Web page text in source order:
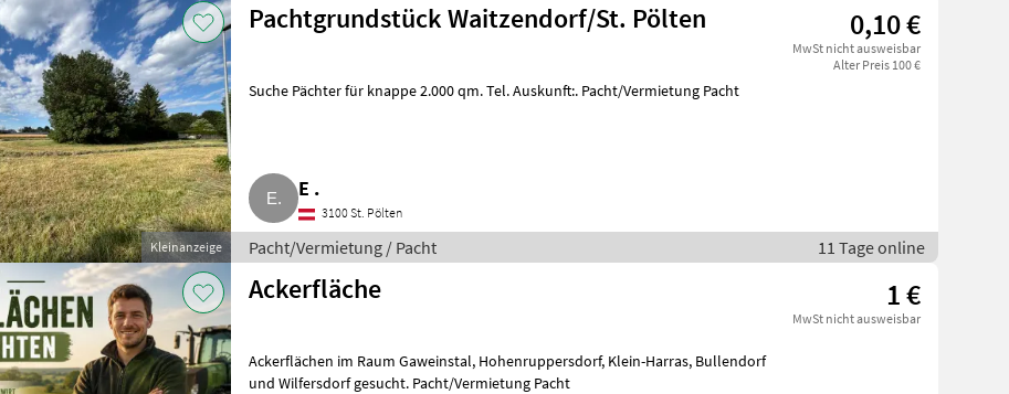
Kleinanzeige
Pachtgrundstück Waitzendorf/St. Pölten 0,10 €
MwSt nicht ausweisbar
Alter Preis 100 €
Suche Pächter für knappe 2.000 qm. Tel. Auskunft:. Pacht/Vermietung Pacht
E .
3100 St. Pölten
Pacht/Vermietung / Pacht 11 Tage online
Ackerfläche 1 €
MwSt nicht ausweisbar
Ackerflächen im Raum Gaweinstal, Hohenruppersdorf, Klein-Harras, Bullendorf
und Wilfersdorf gesucht. Pacht/Vermietung Pacht